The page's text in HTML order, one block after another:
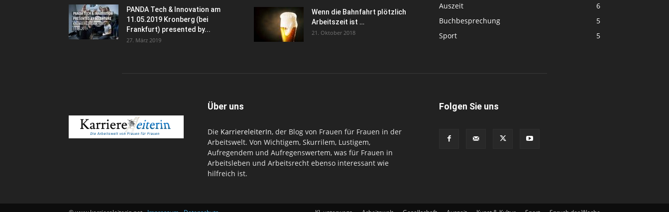
PANDA Tech & Innovation am
11.05.2019 Kronberg (bei
Frankfurt) presented by...
27. März 2019
Wenn die Bahnfahrt plötzlich
Arbeitszeit ist …
21. Oktober 2018
Auszeit
6
Buchbesprechung
5
Sport
5
Über uns
Die KarriereleiterIn, der Blog von Frauen für Frauen in der
Arbeitswelt. Von Wichtigem, Skurrilem, Lustigem,
Aufregendem und Aufregenswertem, was für Frauen in
Arbeitsleben und Arbeitsrecht ebenso interessant wie
hilfreich ist.
Folgen Sie uns